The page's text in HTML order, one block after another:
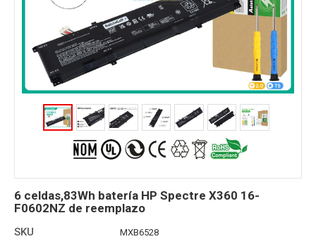
6 celdas,83Wh batería HP Spectre X360 16-
F0602NZ de reemplazo
SKU MXB6528